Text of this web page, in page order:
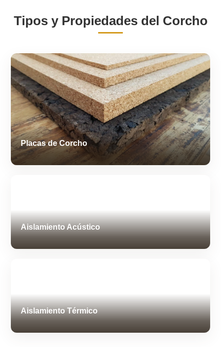
Tipos y Propiedades del Corcho
Placas de Corcho
Aislamiento Acústico
Aislamiento Térmico